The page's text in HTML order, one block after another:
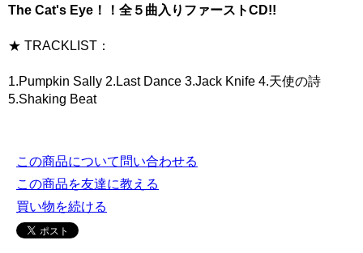
The Cat's Eye！！全５曲入りファーストCD!!
★ TRACKLIST：
1.Pumpkin Sally 2.Last Dance 3.Jack Knife 4.天使の詩
5.Shaking Beat
この商品について問い合わせる
この商品を友達に教える
買い物を続ける